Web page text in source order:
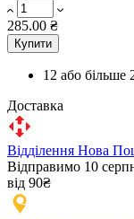
285.00 ₴
Купити
12 або більше
Доставка
Відділення Нова
Відправимо 10
від 90₴